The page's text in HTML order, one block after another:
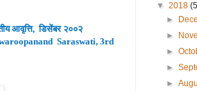
आवृत्ति, डिसेंबर २००२
Saraswati, 3rd
▼ 2018
►
►
►
►
►